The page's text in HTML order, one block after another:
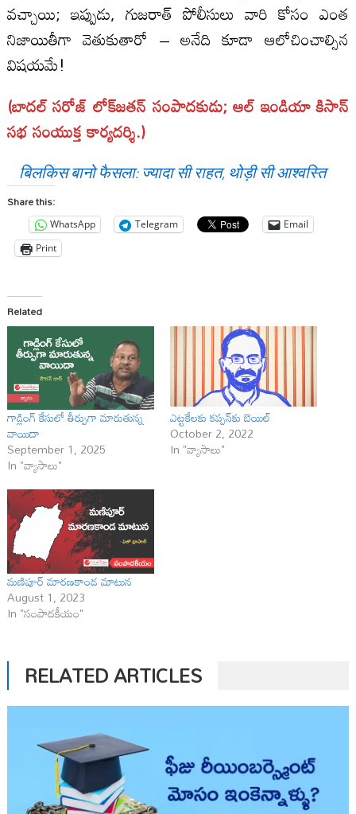
వచ్చాయి; ఇప్పుడు, గుజరాత్ పోలీసులు వారి కోసం ఎంత
నిజాయితీగా వెతుకుతారో – అనేది కూడా ఆలోచించాల్సిన
విషయమే!
(బాదల్ సరోజ్ లోక్‌జతన్ సంపాదకుడు; ఆల్ ఇండియా కిసాన్
సభ సంయుక్త కార్యదర్శి.)
बिलकिस बानो फैसला: ज्यादा सी राहत, थोड़ी सी आश्वस्ति
Share this:
WhatsApp Telegram
Email
Print
Related
గాడ్లింగ్ కేసులో తీర్పుగా మారుతున్న
వాయిదా
September 1, 2025
In "వ్యాసాలు"
ఎట్టకేలకు కప్పన్‌కు బెయిల్‌
October 2, 2022
In "వ్యాసాలు"
మణిపూర్ మారణకాండ మాటున
August 1, 2023
In "సంపాదకీయం"
RELATED ARTICLES